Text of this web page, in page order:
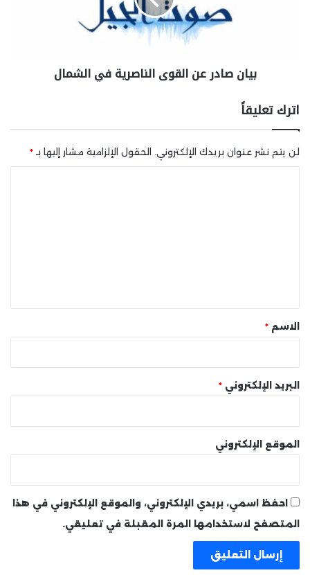
بيان صادر عن القوى الناصرية في الشمال
اترك تعليقاً
لن يتم نشر عنوان بريدك الإلكتروني. الحقول الإلزامية مشار إليها بـ*
* الاسم *
البريد الإلكتروني *
الموقع الإلكتروني
احفظ اسمي، بريدي الإلكتروني، والموقع الإلكتروني في هذا
المتصفح لاستخدامها المرة المقبلة في تعليقي.